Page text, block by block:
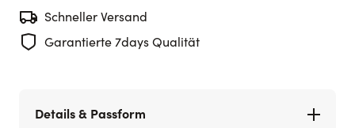
Schneller Versand
Garantierte 7days Qualität
Details & Passform